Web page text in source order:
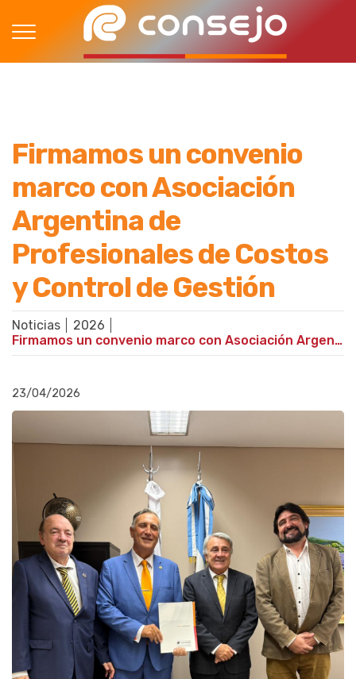
Firmamos un convenio
marco con Asociación
Argentina de
Profesionales de Costos
y Control de Gestión
Noticias
2026
Firmamos un convenio marco con Asociación Argentina de Profesionales de Costos y Control de Gestión
23/04/2026